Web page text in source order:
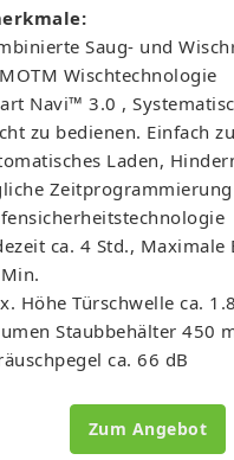
Saug- und
Wischtechnologie
Navi™ 3.0 ,
zu bedienen. Einfach
Laden,
Zeitprogrammierung
ca. 4 Std., Maximale
Höhe Türschwelle ca.
Staubbehälter 450
ca. 66 dB
Zum Angebot